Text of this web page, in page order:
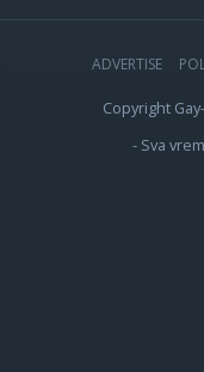
ADVERTISE
Copyright
- Sva